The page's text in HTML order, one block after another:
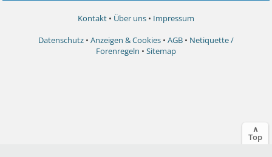
Kontakt • Über uns • Impressum
Datenschutz • Anzeigen & Cookies • AGB • Netiquette /
Forenregeln • Sitemap
∧
Top